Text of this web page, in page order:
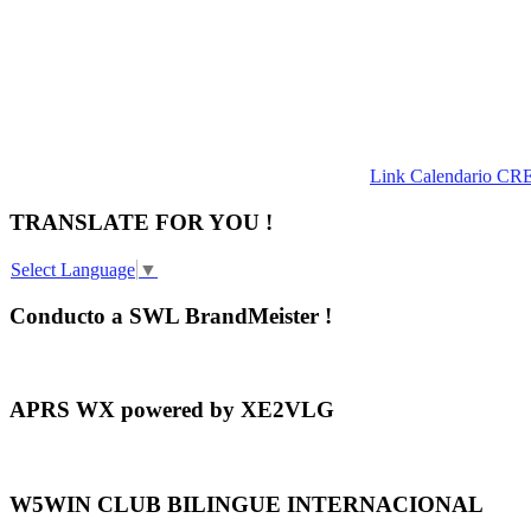
Link Calendario
TRANSLATE FOR YOU !
Select Language ▼
Conducto a SWL BrandMeister !
APRS WX powered by XE2VLG
W5WIN CLUB BILINGUE INTERNACIONAL